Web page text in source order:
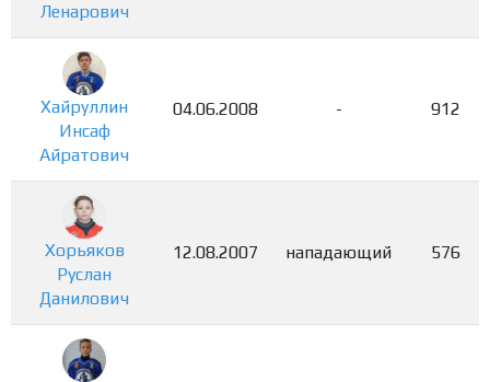
Ленарович
Хайруллин
Инсаф
Айратович
04.06.2008 - 912
Хорьяков
Руслан
Данилович
12.08.2007 нападающий 576